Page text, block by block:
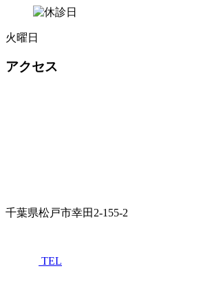
火曜日
アクセス
千葉県松戸市幸田2-155-2
TEL